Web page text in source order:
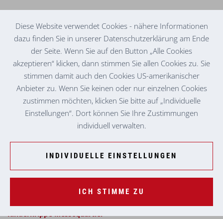
KINDERKRIPPE
MESSEQUARTIER
Herzlich willkommen in der Kinderkrippe
Messequartier!
Um einen Eindruck von unseren Räumlichkeiten zu
Wir hoffen, euch bald persönlich bei uns begrüßen zu
Kinderkrippe Messequartier
Diese Website verwendet Cookies - nähere Informationen
dazu finden Sie in unserer Datenschutzerklärung am Ende
der Seite. Wenn Sie auf den Button „Alle Cookies
akzeptieren“ klicken, dann stimmen Sie allen Cookies zu. Sie
stimmen damit auch den Cookies US-amerikanischer
Anbieter zu. Wenn Sie keinen oder nur einzelnen Cookies
zustimmen möchten, klicken Sie bitte auf „Individuelle
Einstellungen“. Dort können Sie Ihre Zustimmungen
individuell verwalten.
INDIVIDUELLE EINSTELLUNGEN
ICH STIMME ZU